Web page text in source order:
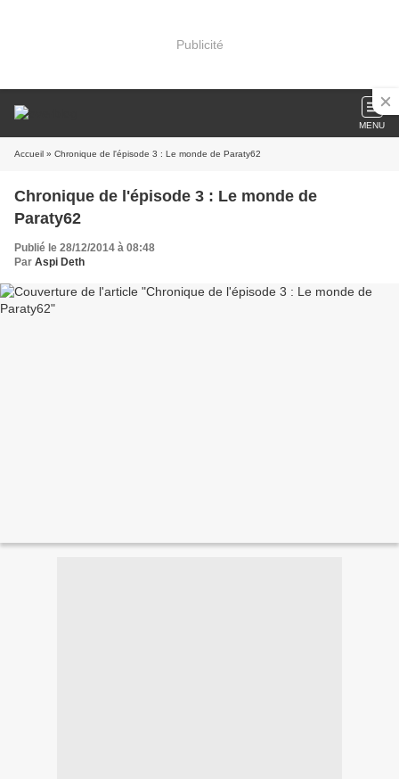
Publicité
MENU
Accueil » Chronique de l'épisode 3 : Le monde de Paraty62
Chronique de l'épisode 3 : Le monde de
Paraty62
Publié le 28/12/2014 à 08:48
Par Aspi Deth